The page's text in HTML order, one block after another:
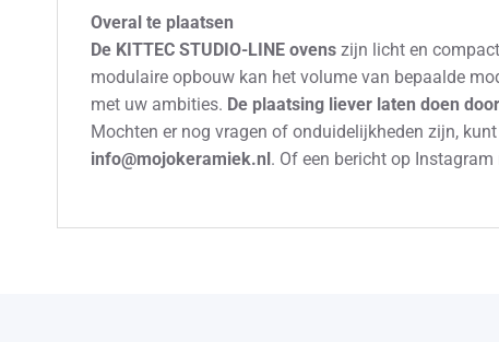
Overal te plaatsen
De KITTEC STUDIO-LINE ovens zijn licht en
modulaire opbouw kan het volume van bepaalde
met uw ambities. De plaatsing liever laten doen
Mochten er nog vragen of onduidelijkheden zijn,
info@mojokeramiek.nl. Of een bericht op Instagram